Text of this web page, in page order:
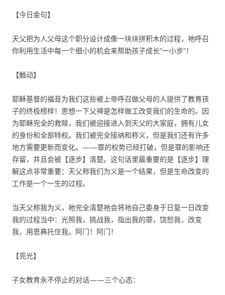
【今日金句】
天父把为人父母这个职分设计成像一块块拼积木的过程，祂呼召
你利用生活中每一个细小的机会来帮助孩子成长”一小步”！
【触动】
耶稣基督的福音为我们这些被上帝呼召做父母的人提供了教育孩
子的终极榜样！思想一下父神是怎样做工改变我们的生命的。因
为耶稣完全的救赎，我们被迎接进入到天父的大家庭，拥有儿女
的身份和全部特权。我们被完全接纳和称义，但是我们还有许多
地方需要更新而变化。——罪的权势已经打破，但是罪的影响还
存留，并且会被【逐步】清楚。这句话里最重要的是【逐步】理
解这点非常重要：天父称我们为义是一个结果，但是生命改变的
工作是一个一生的过程。
当天父称我为义，祂完全清楚祂会将祂自己委身于日复一日改变
我的过程当中：光照我，挑战我，指出我的罪，饶恕我，改变
我，用恩典托住我。阿门！阿门！
【亮光】
子女教育永不停止的对话——三个心态：